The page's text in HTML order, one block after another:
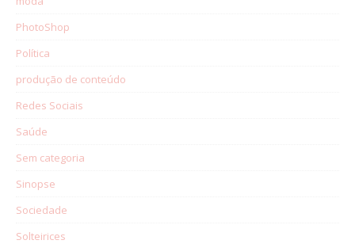
PhotoShop
Política
produção de conteúdo
Redes Sociais
Saúde
Sem categoria
Sinopse
Sociedade
Solteirices